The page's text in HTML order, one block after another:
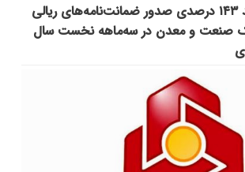
رشد ۱۴۳ درصدی صدور ضمانت‌نامه‌های ریالی
صنعت و معدن در سه‌ماهه نخست سال